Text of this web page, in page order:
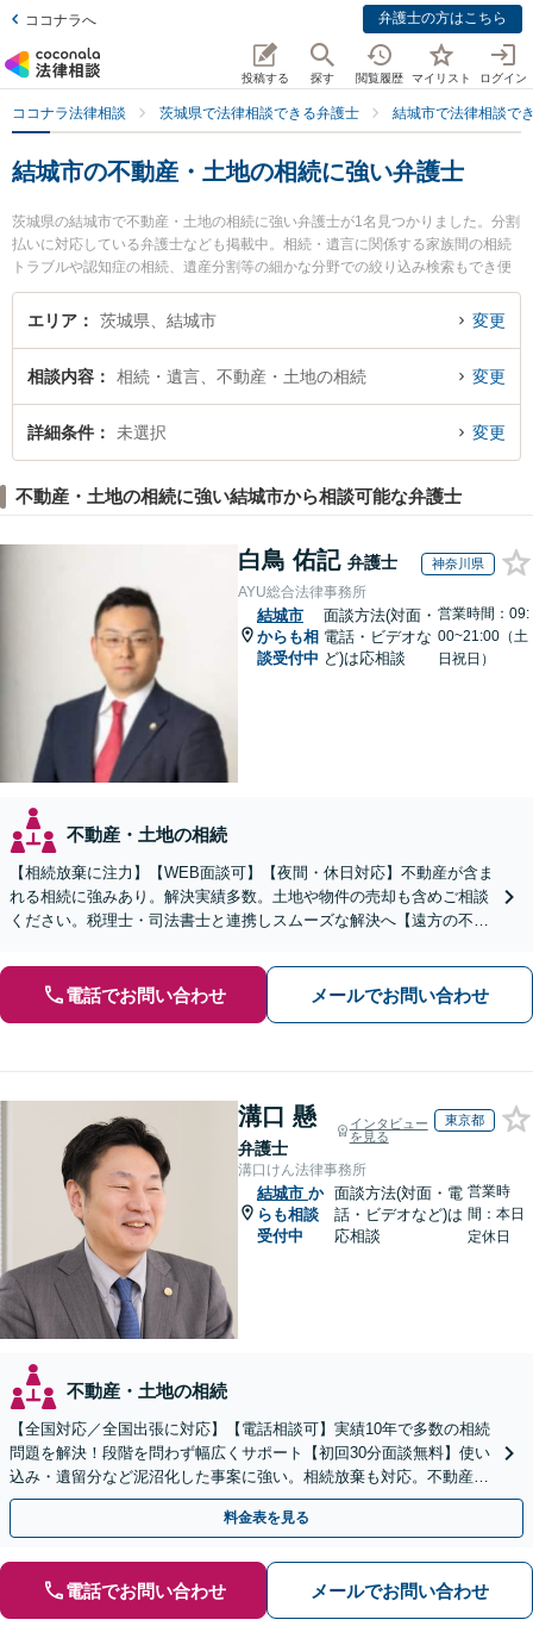
ココナラへ 弁護士の方はこちら
投稿する 探す 閲覧履歴 マイリスト ログイン
ココナラ法律相談 茨城県で法律相談できる弁護士 結城市で法律相談で
結城市の不動産・土地の相続に強い弁護士
茨城県の結城市で不動産・土地の相続に強い弁護士が1名見つかりました。分割
払いに対応している弁護士なども掲載中。相続・遺言に関係する家族間の相続
トラブルや認知症の相続、遺産分割等の細かな分野での絞り込み検索もでき便
利です。特に結城法律事務所の谷口 友啓弁護士のプロフィール情報や弁護士費
用、強みなどが注目されています。『結城市で土日や夜間に発生した不動産・
動産・土地の相続を法律相談できる結城市内の弁護士に相談予約したい』など
でお困りの相談者さんにおすすめです。
エリア 茨城県、結城市 変更
相談内容 相続・遺言、不動産・土地の相続 変更
詳細条件 未選択 変更
不動産・土地の相続に強い結城市から相談可能な弁護士
白鳥 佑記 弁護士 神奈川県
AYU総合法律事務所
結城市
からも相
談受付中
面談方法(対面・
電話・ビデオな
ど)は応相談
営業時間：09:
00~21:00（土
日祝日）
不動産・土地の相続
【相続放棄に注力】【WEB面談可】【夜間・休日対応】不動産が含ま
れる相続に強みあり。解決実績多数。土地や物件の売却も含めご相談
ください。税理士・司法書士と連携しスムーズな解決へ【遠方の不動
電話でお問い合わせ メールでお問い合わせ
溝口 懸
弁護士
インタビュー
を見る
東京都
溝口けん法律事務所
結城市 か
らも相談
受付中
面談方法(対面・電
話・ビデオなど)は
応相談
営業時
間：本日
定休日
不動産・土地の相続
【全国対応／全国出張に対応】【電話相談可】実績10年で多数の相続
問題を解決！段階を問わず幅広くサポート【初回30分面談無料】使い
込み・遺留分など泥沼化した事案に強い。相続放棄も対応。不動産相
続は次世代を見据えたご提案。生前対策もお任せを
料金表を見る
電話でお問い合わせ メールでお問い合わせ